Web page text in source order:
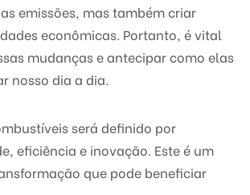
emissões, mas também criar
econômicas. Portanto, é vital
mudanças e antecipar como elas
nosso dia a dia.
será definido por
eficiência e inovação. Este é um
que pode beneficiar